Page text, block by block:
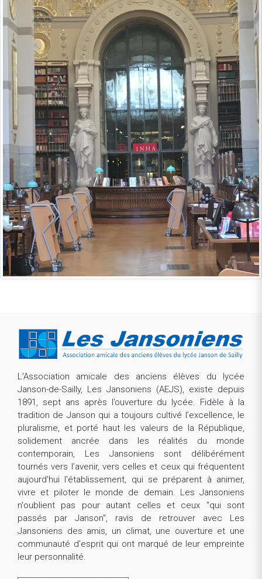
L’Association amicale des anciens élèves du lycée
Janson-de-Sailly, Les Jansoniens (AEJS), existe depuis
1891, sept ans après l’ouverture du lycée. Fidèle à la
tradition de Janson qui a toujours cultivé l’excellence, le
pluralisme, et porté haut les valeurs de la République,
solidement ancrée dans les réalités du monde
contemporain, Les Jansoniens sont délibérément
tournés vers l’avenir, vers celles et ceux qui fréquentent
aujourd'hui l'établissement, qui se préparent à animer,
vivre et piloter le monde de demain. Les Jansoniens
n'oublient pas pour autant celles et ceux "qui sont
passés par Janson", ravis de retrouver avec Les
Jansoniens des amis, un climat, une ouverture et une
communauté d'esprit qui ont marqué de leur empreinte
leur personnalité.